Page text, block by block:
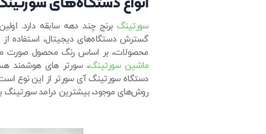
سورتینگ برنج چند دهه سابقه دارد.
گسترش دستگاه‌های دیجیتال، استفاده از
محصولات، بر اساس رنگ محصول صورت
ماشین سورتینگ، سورتر های هوشمند
دستگاه سورتینگ آی سورتر از این نوع
روش‌های موجود، بیشترین درامد سورتینگ